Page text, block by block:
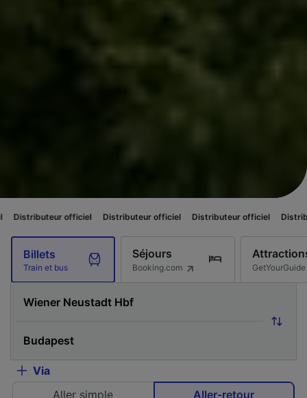
officiel Distributeur officiel Distributeur officiel Distributeur officiel
Billets
Train et bus
Séjours
Booking.com GetYourGuide
Via
Aller simple
Aller-retour